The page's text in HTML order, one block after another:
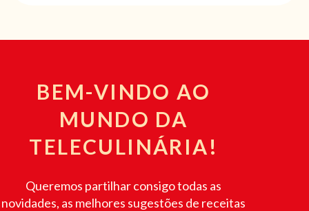
BEM-VINDO AO
MUNDO DA
TELECULINÁRIA!
Queremos partilhar consigo todas as
novidades, as melhores sugestões de receitas